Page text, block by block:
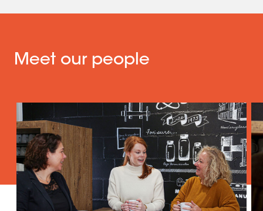
Meet our people
Slide 1 of 5